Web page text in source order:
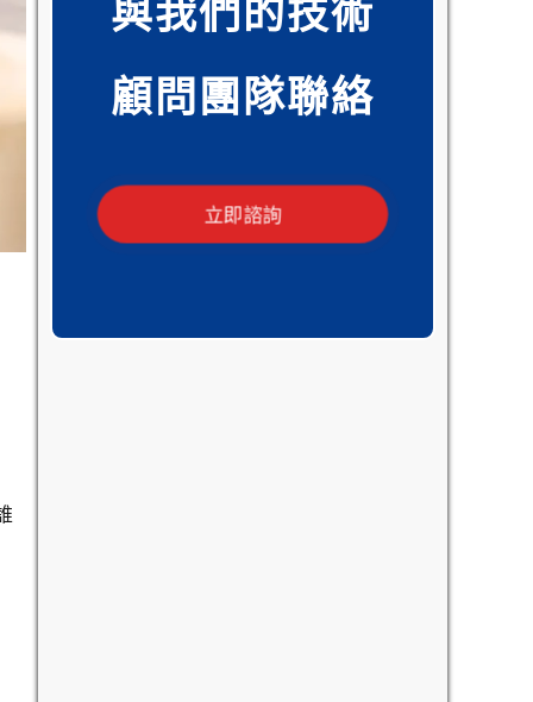
與我們的技術
顧問團隊聯絡
立即諮詢